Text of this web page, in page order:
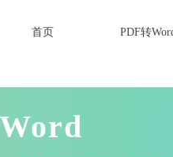
首页 PDF转